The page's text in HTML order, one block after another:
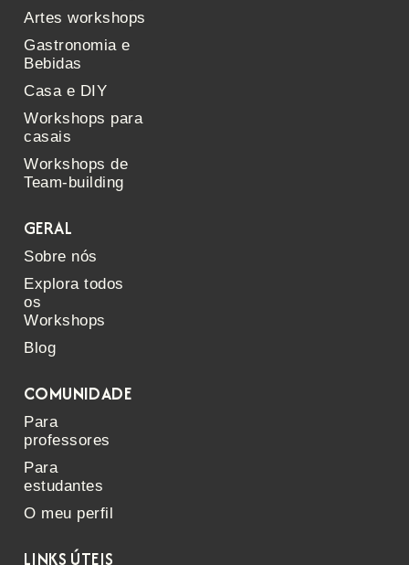
Artes workshops
Gastronomia e
Bebidas
Casa e DIY
Workshops para
casais
Workshops de
Team-building
GERAL
Sobre nós
Explora todos
os
Workshops
Blog
COMUNIDADE
Para
professores
Para
estudantes
O meu perfil
LINKS ÚTEIS